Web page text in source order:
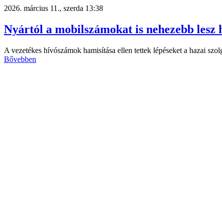
2026. március 11., szerda 13:38
Nyártól a mobilszámokat is nehezebb lesz
A vezetékes hívószámok hamisítása ellen tettek lépéseket a hazai
Bővebben